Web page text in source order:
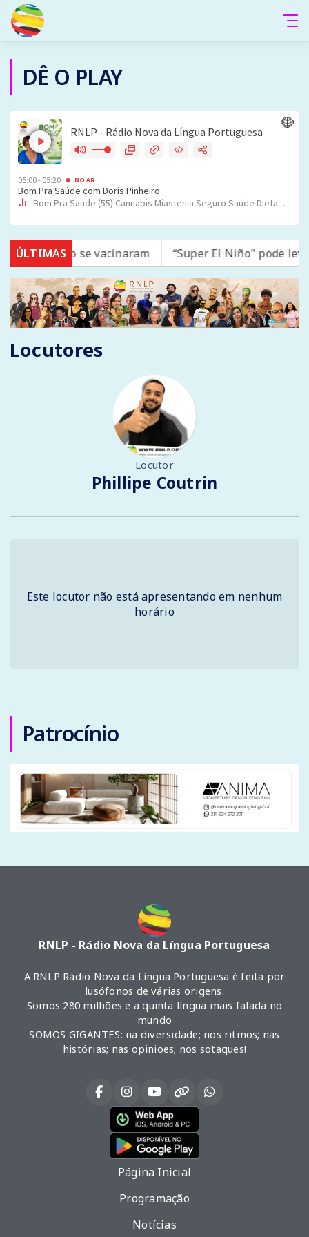
DÊ O PLAY
ÚLTIMAS
16 não se vacinaram “Super El Niño" pode
Locutores
Locutor
Phillipe Coutrin
Este locutor não está apresentando em nenhum
horário
Patrocínio
RNLP - Rádio Nova da Língua Portuguesa
A RNLP Rádio Nova da Língua Portuguesa é feita por
lusófonos de várias origens.
Somos 280 milhões e a quinta língua mais falada no
mundo
SOMOS GIGANTES: na diversidade; nos ritmos; nas
histórias; nas opiniões; nos sotaques!
Página Inicial
Programação
Notícias